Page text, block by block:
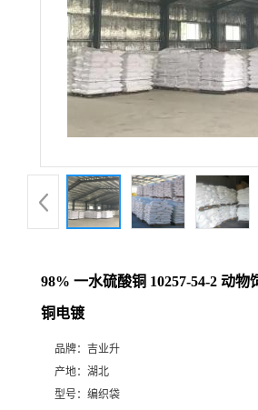
98% 一水硫酸铜 10257-54-2 动
铜电镀
品牌： 吉业升
产地： 湖北
型号： 编织袋